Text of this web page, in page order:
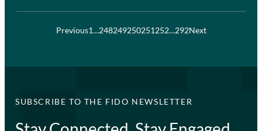
Previous1…248249250251252…292Next
SUBSCRIBE TO THE FIDO NEWSLETTER